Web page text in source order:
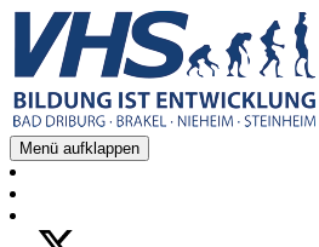
Menü aufklappen